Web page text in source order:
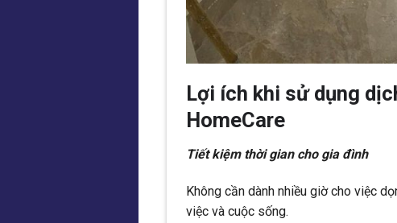
Lợi ích khi sử dụng
HomeCare
Tiết kiệm thời gian cho gia đình
Không cần dành nhiều giờ cho việc
việc và cuộc sống.